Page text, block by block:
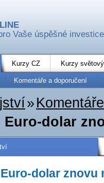
Vaše úspěšné investice
Kurzy CZ Kurzy
Komentáře a doporučení
»
Euro-dolar
dolar znovu